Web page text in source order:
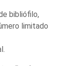
bibliófilo,
limitado